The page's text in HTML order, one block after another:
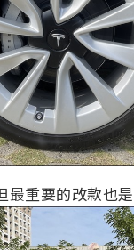
重要的改款也是